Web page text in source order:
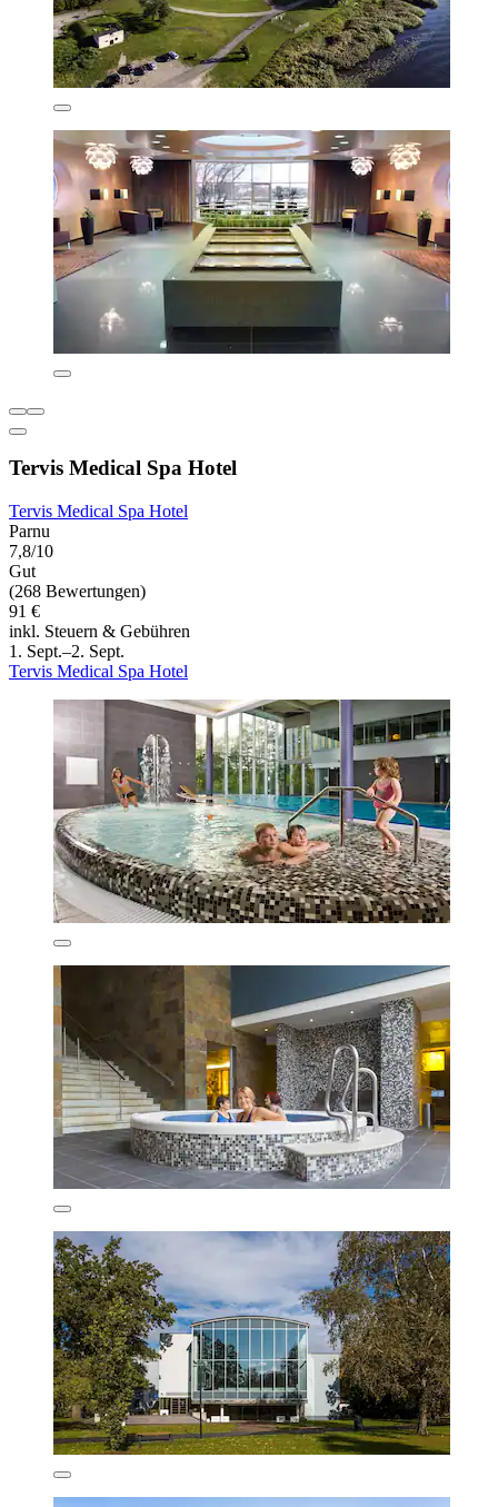
Tervis Medical Spa Hotel
Tervis Medical Spa Hotel
Parnu
7,8/10
Gut
(268 Bewertungen)
91 €
inkl. Steuern & Gebühren
1. Sept.–2. Sept.
Tervis Medical Spa Hotel